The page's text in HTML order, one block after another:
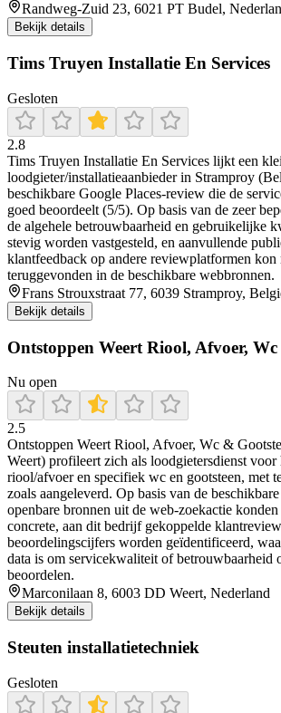
Randweg-Zuid 23, 6021 PT Budel,
Bekijk details
Tims Truyen Installatie En Services
Gesloten
2.8
Tims Truyen Installatie En Services lijkt een
loodgieter/installatieaanbieder in Stramproy
beschikbare Google Places-review die de
goed beoordeelt (5/5). Op basis van de zeer
de algehele betrouwbaarheid en gebruikelijke
stevig worden vastgesteld, en aanvullende
klantfeedback op andere reviewplatformen kon
teruggevonden in de beschikbare webbronnen.
Frans Strouxstraat 77, 6039 Stramproy,
Bekijk details
Ontstoppen Weert Riool, Afvoer,
Nu open
2.5
Ontstoppen Weert Riool, Afvoer, Wc &
Weert) profileert zich als loodgietersdienst voor
riool/afvoer en specifiek wc en gootsteen, met
zoals aangeleverd. Op basis van de
openbare bronnen uit de web-zoekactie konden
concrete, aan dit bedrijf gekoppelde
beoordelingscijfers worden geïdentificeerd,
data is om servicekwaliteit of betrouwbaarheid
beoordelen.
Marconilaan 8, 6003 DD Weert, Nederland
Bekijk details
Steuten installatietechniek
Gesloten